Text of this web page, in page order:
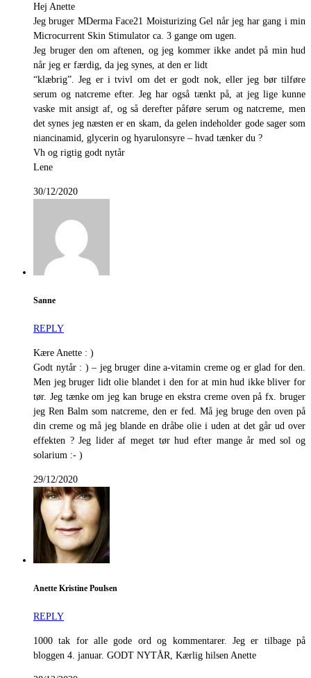
Hej Anette
Jeg bruger MDerma Face21 Moisturizing Gel når jeg har gang i min
Microcurrent Skin Stimulator ca. 3 gange om ugen.
Jeg bruger den om aftenen, og jeg kommer ikke andet på min hud
når jeg er færdig, da jeg synes, at den er lidt
“klæbrig”. Jeg er i tvivl om det er godt nok, eller jeg bør tilføre
serum og natcreme efter. Jeg har også tænkt på, at jeg lige kunne
vaske mit ansigt af, og så derefter påføre serum og natcreme, men
det synes jeg næsten er en skam, da gelen indeholder gode sager som
niancinamid, glycerin og hyarulonsyre – hvad tænker du ?
Vh og rigtig godt nytår
Lene
30/12/2020
Sanne
REPLY
Kære Anette : )
Godt nytår : ) – jeg bruger dine a-vitamin creme og er glad for den.
Men jeg bruger lidt olie blandet i den for at min hud ikke bliver for
tør. Jeg tænke om jeg kan bruge en ekstra creme oven på fx. bruger
jeg Ren Balm som natcreme, den er fed. Må jeg bruge den oven på
din creme og må jeg blande en dråbe olie i uden at det går ud over
effekten ? Jeg lider af meget tør hud efter mange år med sol og
solarium :- )
29/12/2020
Anette Kristine Poulsen
REPLY
1000 tak for alle gode ord og kommentarer. Jeg er tilbage på
bloggen 4. januar. GODT NYTÅR, Kærlig hilsen Anette